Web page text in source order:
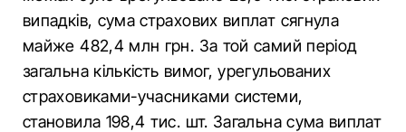
випадків, сума страхових виплат сягнула
майже 482,4 млн грн. За той самий період
загальна кількість вимог, урегульованих
страховиками-учасниками системи,
становила 198,4 тис. шт. Загальна сума виплат